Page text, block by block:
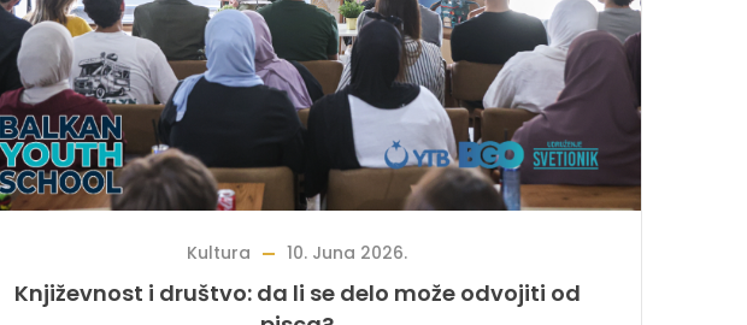
Kultura 10. Juna 2026.
Književnost i društvo: da li se delo može odvojiti od